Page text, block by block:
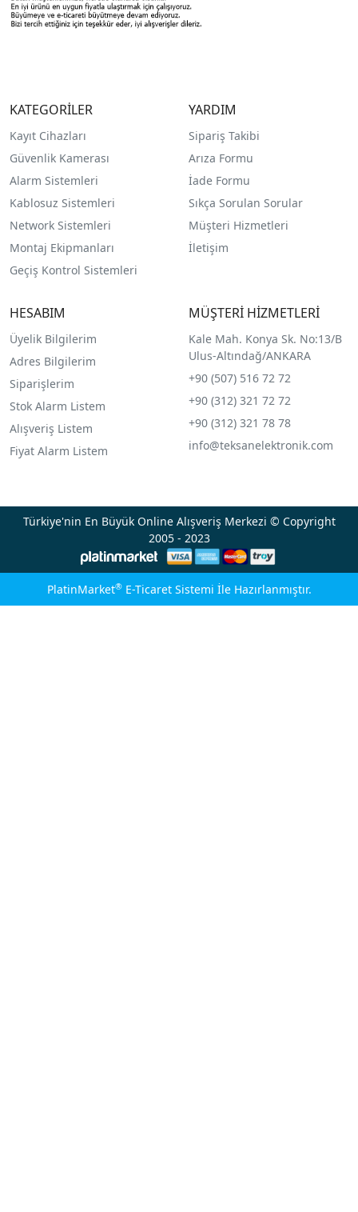
KATEGORİLER
Kayıt Cihazları
Güvenlik Kamerası
Alarm Sistemleri
Kablosuz Sistemleri
Network Sistemleri
Montaj Ekipmanları
Geçiş Kontrol Sistemleri
YARDIM
Sipariş Takibi
Arıza Formu
İade Formu
Sıkça Sorulan Sorular
Müşteri Hizmetleri
İletişim
HESABIM
Üyelik Bilgilerim
Adres Bilgilerim
Siparişlerim
Stok Alarm Listem
Alışveriş Listem
Fiyat Alarm Listem
MÜŞTERİ HİZMETLERİ
Kale Mah. Konya Sk. No:13/B
Ulus-Altındağ/ANKARA
+90 (507) 516 72 72
+90 (312) 321 72 72
+90 (312) 321 78 78
info@teksanelektronik.com
Türkiye'nin En Büyük Online Alışveriş Merkezi © Copyright
2005 - 2023
PlatinMarket®E-Ticaret Sistemi İle Hazırlanmıştır.